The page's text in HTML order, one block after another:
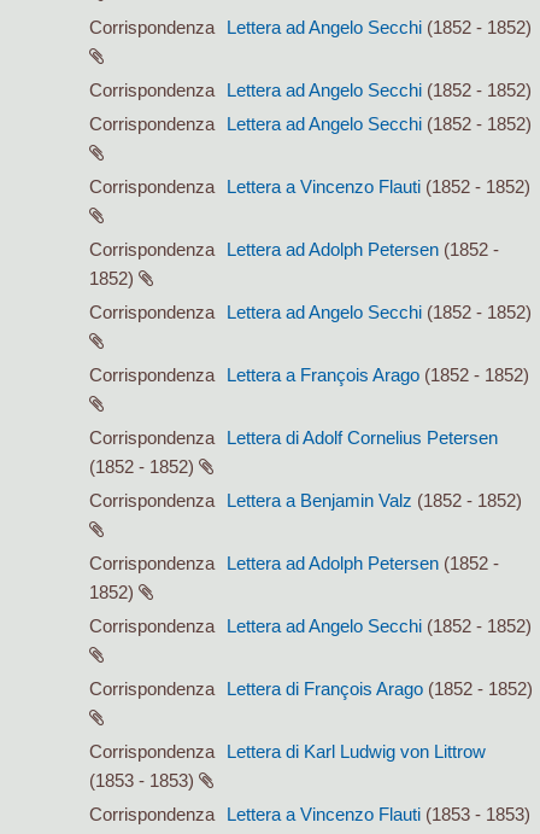
Corrispondenza Lettera ad Angelo Secchi (1852 - 1852)
Corrispondenza Lettera ad Angelo Secchi (1852 - 1852)
Corrispondenza
Lettera ad Angelo Secchi (1852 - 1852)
Corrispondenza Lettera a Vincenzo Flauti (1852 - 1852)
Corrispondenza Lettera ad Adolph Petersen (1852 -
1852)
Corrispondenza
Lettera ad Angelo Secchi (1852 - 1852)
Corrispondenza Lettera a François Arago (1852 - 1852)
Corrispondenza
Lettera di Adolf Cornelius Petersen
(1852 - 1852)
Corrispondenza
Lettera a Benjamin Valz (1852 - 1852)
Corrispondenza Lettera ad Adolph Petersen (1852 -
1852)
Corrispondenza
Lettera ad Angelo Secchi (1852 - 1852)
Corrispondenza Lettera di François Arago (1852 - 1852)
Corrispondenza
Lettera di Karl Ludwig von Littrow
(1853 - 1853)
Corrispondenza
Lettera a Vincenzo Flauti (1853 - 1853)